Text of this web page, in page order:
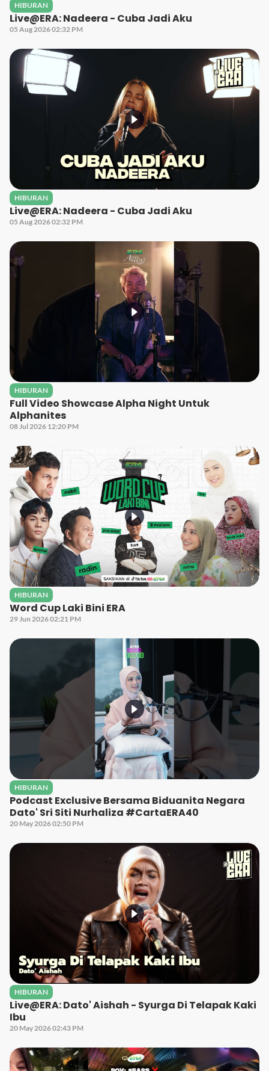
HIBURAN
Live@ERA: Nadeera - Cuba Jadi Aku
05 Aug 2026 02:32 PM
HIBURAN
Live@ERA: Nadeera - Cuba Jadi Aku
05 Aug 2026 02:32 PM
HIBURAN
Full Video Showcase Alpha Night Untuk
Alphanites
08 Jul 2026 12:20 PM
HIBURAN
Word Cup Laki Bini ERA
29 Jun 2026 02:21 PM
HIBURAN
Podcast Exclusive Bersama Biduanita Negara
Dato' Sri Siti Nurhaliza #CartaERA40
20 May 2026 02:50 PM
HIBURAN
Live@ERA: Dato' Aishah - Syurga Di Telapak Kaki
Ibu
20 May 2026 02:43 PM